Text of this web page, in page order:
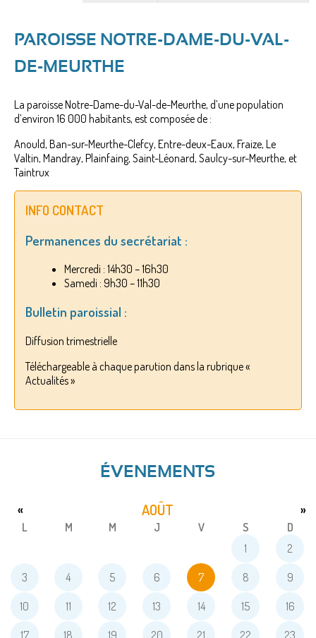
PAROISSE NOTRE-DAME-DU-VAL-
DE-MEURTHE
La paroisse Notre-Dame-du-Val-de-Meurthe, d’une population
d’environ 16 000 habitants, est composée de :
Anould, Ban-sur-Meurthe-Clefcy, Entre-deux-Eaux, Fraize, Le
Valtin, Mandray, Plainfaing, Saint-Léonard, Saulcy-sur-Meurthe, et
Taintrux
INFO CONTACT
Permanences du secrétariat :
Mercredi : 14h30 – 16h30
Samedi : 9h30 – 11h30
Bulletin paroissial :
Diffusion trimestrielle
Téléchargeable à chaque parution dans la rubrique «
Actualités »
ÉVENEMENTS
AOÛT
« »
L M M J V S
D
1
2
3 4 5 6 7 8 9
10 11 12 13 14 15 16
17 18 19 20 21 22 23